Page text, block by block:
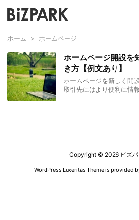
ホーム > ホームページ
ホームページ開設を
き方【例文あり】
ホームページを新しく開
取引先にはより便利に情
Copyright © 2026 ビズ
WordPress Luxeritas Theme is provided